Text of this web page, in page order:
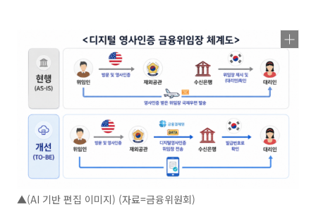
▲(AI 기반 편집 이미지) (자료=금융위원회)